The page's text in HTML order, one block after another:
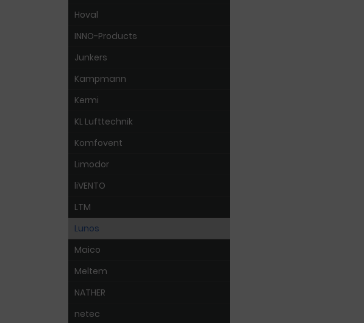
Hoval
INNO-Products
Junkers
Kampmann
Kermi
KL Lufttechnik
Komfovent
Limodor
liVENTO
LTM
Lunos
Maico
Meltem
NATHER
netec